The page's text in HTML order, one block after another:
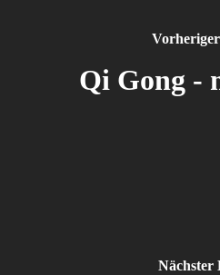
Qi Gong -
Nächster